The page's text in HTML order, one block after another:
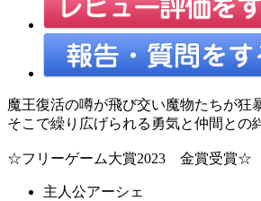
魔王復活の噂が飛び交い魔物たちが狂
そこで繰り広げられる勇気と仲間との
☆フリーゲーム大賞2023 金賞受賞☆
主人公アーシェ